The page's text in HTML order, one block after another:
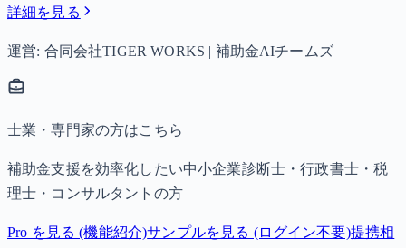
詳細を見る
運営: 合同会社TIGER WORKS | 補助金AIチームズ
士業・専門家の方はこちら
補助金支援を効率化したい中小企業診断士・行政書士・税
理士・コンサルタントの方
Pro を見る (機能紹介)サンプルを見る (ログイン不要)提携相